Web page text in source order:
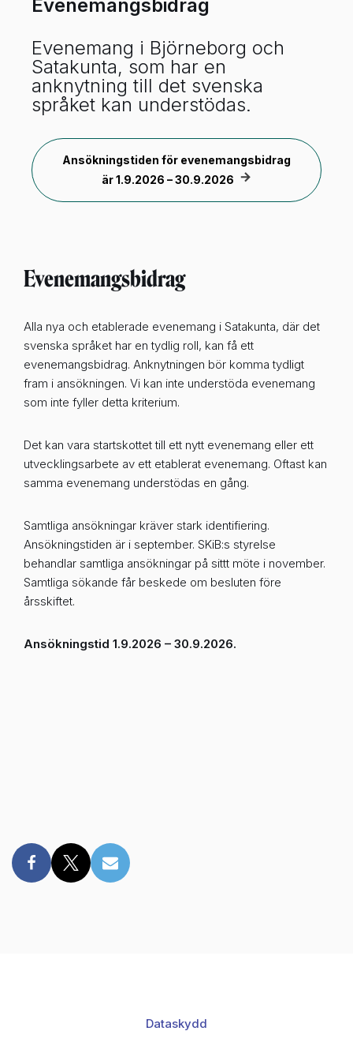
Evenemangsbidrag
Evenemang i Björneborg och
Satakunta, som har en
anknytning till det svenska
språket kan understödas.
Ansökningstiden för evenemangsbidrag
är 1.9.2026 – 30.9.2026
Evenemangsbidrag
Alla nya och etablerade evenemang i Satakunta, där det
svenska språket har en tydlig roll, kan få ett
evenemangsbidrag. Anknytningen bör komma tydligt
fram i ansökningen. Vi kan inte understöda evenemang
som inte fyller detta kriterium.
Det kan vara startskottet till ett nytt evenemang eller ett
utvecklingsarbete av ett etablerat evenemang. Oftast kan
samma evenemang understödas en gång.
Samtliga ansökningar kräver stark identifiering.
Ansökningstiden är i september. SKiB:s styrelse
behandlar samtliga ansökningar på sittt möte i november.
Samtliga sökande får beskede om besluten före
årsskiftet.
Ansökningstid 1.9.2026 – 30.9.2026.
Dataskydd